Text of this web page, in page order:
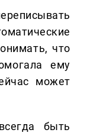
что
ему
может
быть